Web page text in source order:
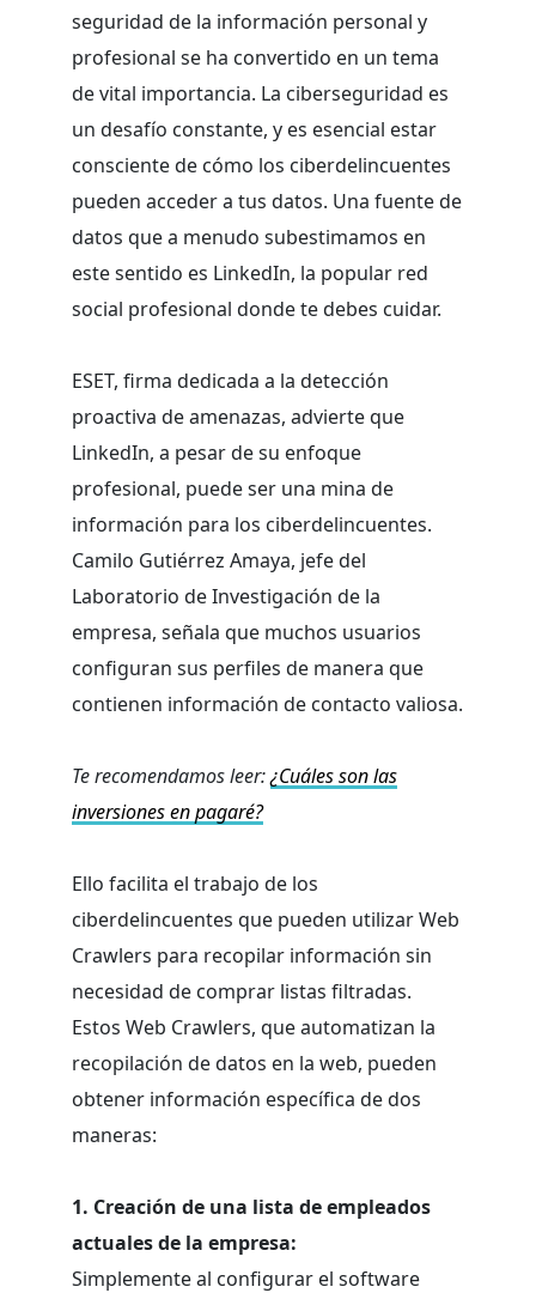
seguridad de la información personal y
profesional se ha convertido en un tema
de vital importancia. La ciberseguridad es
un desafío constante, y es esencial estar
consciente de cómo los ciberdelincuentes
pueden acceder a tus datos. Una fuente de
datos que a menudo subestimamos en
este sentido es LinkedIn, la popular red
social profesional donde te debes cuidar.
ESET, firma dedicada a la detección
proactiva de amenazas, advierte que
LinkedIn, a pesar de su enfoque
profesional, puede ser una mina de
información para los ciberdelincuentes.
Camilo Gutiérrez Amaya, jefe del
Laboratorio de Investigación de la
empresa, señala que muchos usuarios
configuran sus perfiles de manera que
contienen información de contacto valiosa.
Te recomendamos leer:¿Cuáles son las
inversiones en pagaré?
Ello facilita el trabajo de los
ciberdelincuentes que pueden utilizar Web
Crawlers para recopilar información sin
necesidad de comprar listas filtradas.
Estos Web Crawlers, que automatizan la
recopilación de datos en la web, pueden
obtener información específica de dos
maneras:
1. Creación de una lista de empleados
actuales de la empresa:
Simplemente al configurar el software